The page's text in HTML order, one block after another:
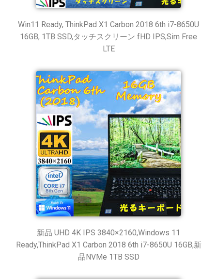
Win11 Ready, ThinkPad X1 Carbon 2018 6th i7-8650U
16GB, 1TB SSD,タッチスクリーン fHD IPS,Sim Free
LTE
新品 UHD 4K IPS 3840×2160,Windows 11
Ready,ThinkPad X1 Carbon 2018 6th i7-8650U 16GB,新
品NVMe 1TB SSD